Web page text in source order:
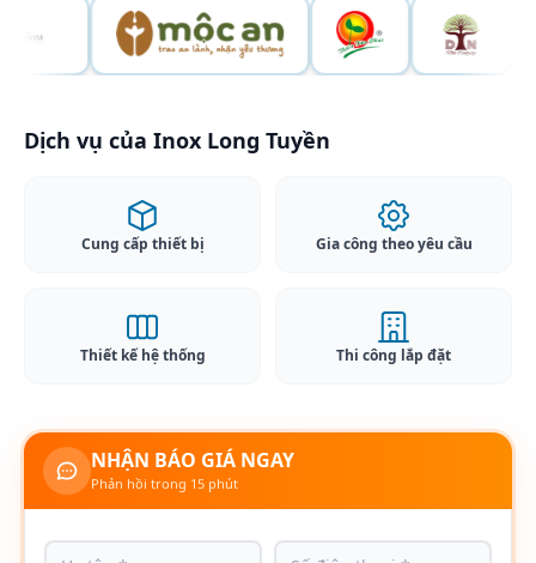
Dịch vụ của Inox Long Tuyền
Cung cấp thiết bị Gia công theo yêu cầu
Thiết kế hệ thống Thi công lắp đặt
NHẬN BÁO GIÁ NGAY
Phản hồi trong 15 phút